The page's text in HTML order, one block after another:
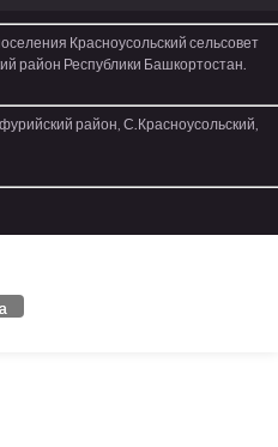
Красноусольский сельсовет
район Республики Башкортостан.
район, С.Красноусольский,